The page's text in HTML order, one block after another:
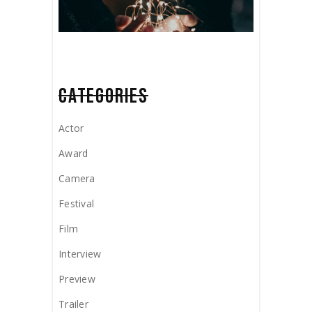
CATEGORIES
Actor
Award
Camera
Festival
Film
Interview
Preview
Trailer